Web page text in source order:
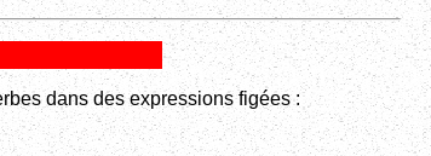
dans des expressions figées :